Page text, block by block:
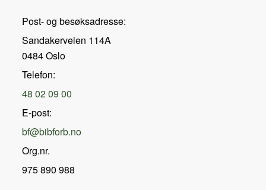
Post- og besøksadresse:
Sandakerveien 114A
0484 Oslo
Telefon:
48 02 09 00
E-post:
bf@bibforb.no
Org.nr.
975 890 988